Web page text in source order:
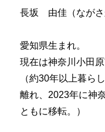
長坂 由佳（なが
愛知県生まれ。
現在は神奈川小田原
（約30年以上暮ら
離れ、2023年に神
ともに移転。）